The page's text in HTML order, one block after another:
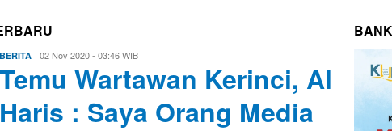
BERITA Eri02 Nov 2020 - 03:46 WIB
Temu Wartawan Kerinci, Al
Haris : Saya Orang Media